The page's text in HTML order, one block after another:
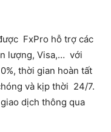
FxPro hỗ trợ các
lượng, Visa,… với
thời gian hoàn tất
và kịp thời 24/7.
dịch thông qua